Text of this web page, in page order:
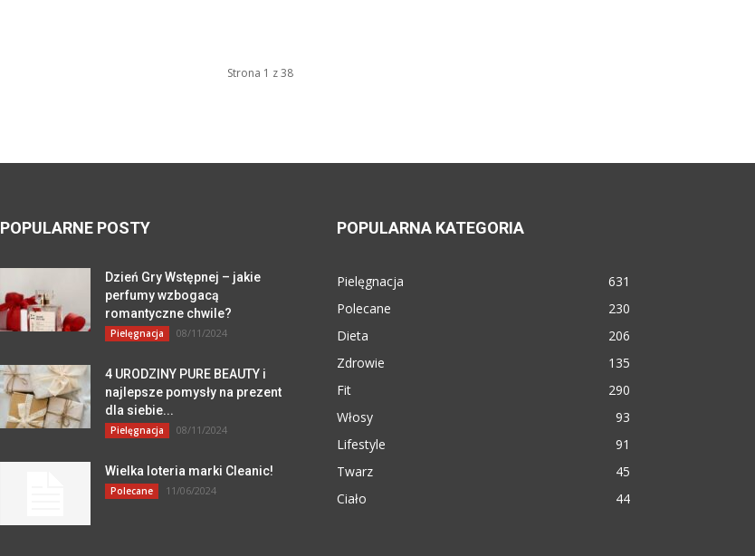
Strona 1 z 38
POPULARNE POSTY
Dzień Gry Wstępnej – jakie
perfumy wzbogacą
romantyczne chwile?
Pielęgnacja 08/11/2024
4 URODZINY PURE BEAUTY i
najlepsze pomysły na prezent
dla siebie...
Pielęgnacja 08/11/2024
Wielka loteria marki Cleanic!
Polecane 11/06/2024
POPULARNA KATEGORIA
Pielęgnacja
631
Polecane
230
Dieta
206
Zdrowie
135
Fit
290
Włosy
93
Lifestyle
91
Twarz
45
Ciało
44